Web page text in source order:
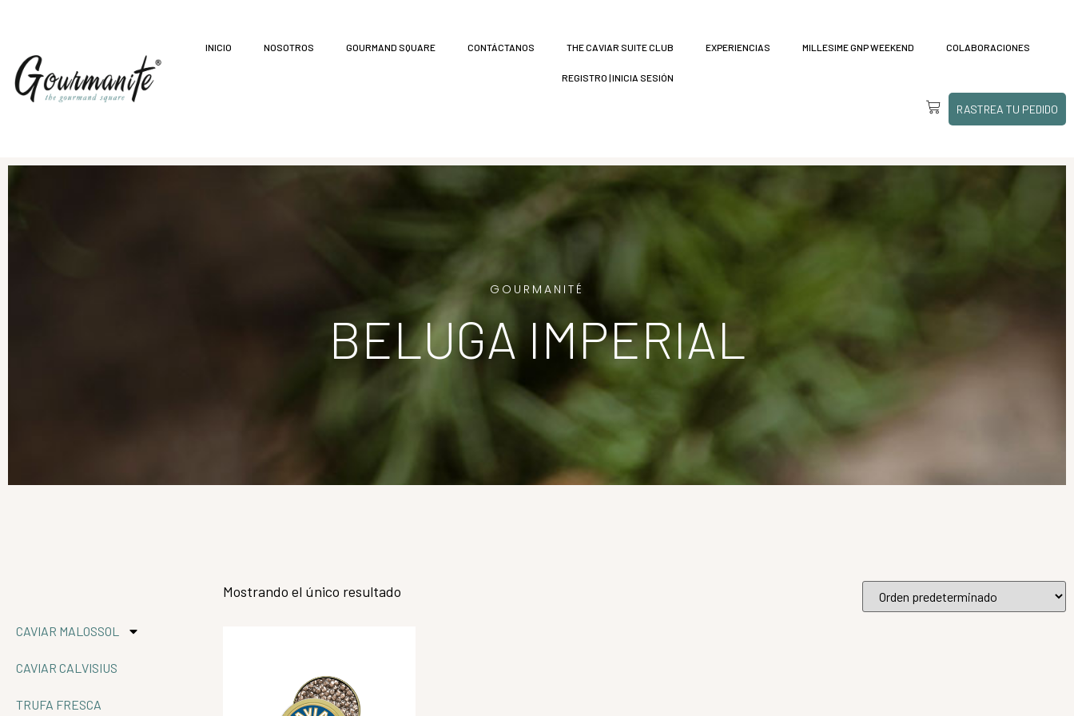
INICIO NOSOTROS GOURMAND SQUARE CONTÁCTANOS THE CAVIAR SUITE CLUB EXPERIENCIAS MILLESIME GNP WEEKEND COLABORACIONES
REGISTRO | INICIA SESIÓN
RASTREA TU PEDIDO
GOURMANITÉ
BELUGA IMPERIAL
CAVIAR MALOSSOL
CAVIAR CALVISIUS
TRUFA FRESCA
Mostrando el único resultado